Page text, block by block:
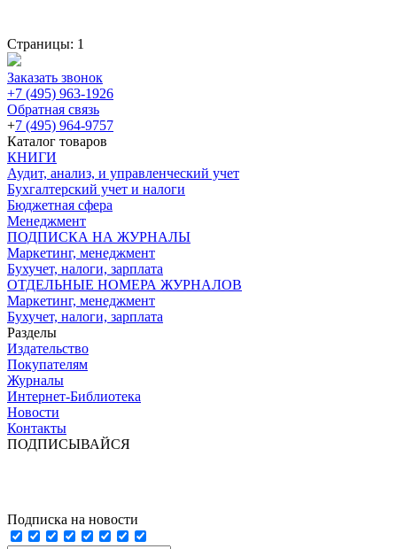
Страницы: 1
Заказать звонок
+7 (495) 963-1926
Обратная связь
+7 (495) 964-9757
Каталог товаров
КНИГИ
Аудит, анализ, и управленческий учет
Бухгалтерский учет и налоги
Бюджетная сфера
Менеджмент
ПОДПИСКА НА ЖУРНАЛЫ
Маркетинг, менеджмент
Бухучет, налоги, зарплата
ОТДЕЛЬНЫЕ НОМЕРА ЖУРНАЛОВ
Маркетинг, менеджмент
Бухучет, налоги, зарплата
Разделы
Издательство
Покупателям
Журналы
Интернет-Библиотека
Новости
Контакты
ПОДПИСЫВАЙСЯ
Подписка на новости